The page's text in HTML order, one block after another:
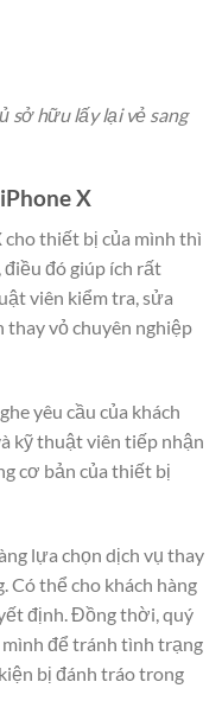
sở hữu lấy lại vẻ sang
X
cho thiết bị của mình thì
đó giúp ích rất
viên kiểm tra, sửa
vỏ chuyên nghiệp
yêu cầu của khách
kỹ thuật viên tiếp nhận
cơ bản của thiết bị
lựa chọn dịch vụ thay
Có thể cho khách hàng
định. Đồng thời, quý
mình để tránh tình trạng
bị đánh tráo trong